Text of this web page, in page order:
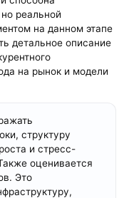
реальной
на данном этапе
детальное описание
на рынок и модели
структуру
и стресс-
оценивается
Это